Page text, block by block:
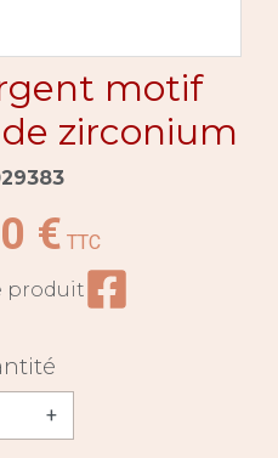
motif
zirconium
€ TTC
produit
+